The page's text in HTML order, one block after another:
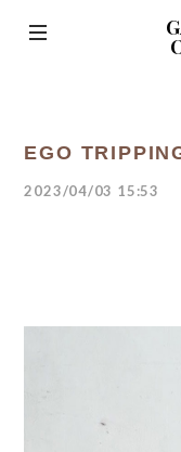
EGO
2023/04/03 15:53